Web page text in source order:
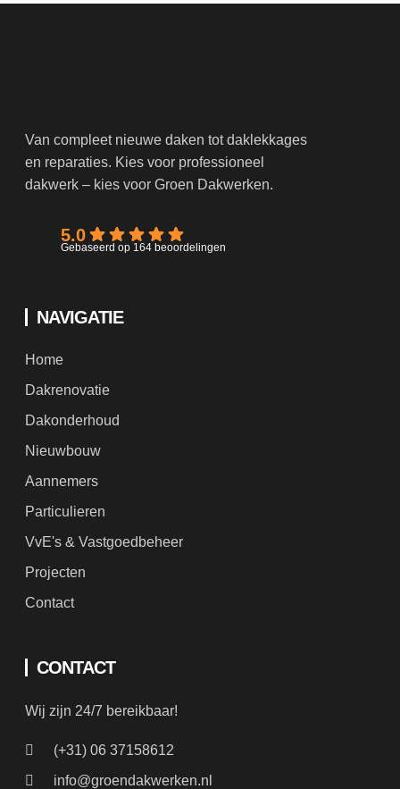
Van compleet nieuwe daken tot daklekkages
en reparaties. Kies voor professioneel
dakwerk – kies voor Groen Dakwerken.
5.0
Gebaseerd op 164 beoordelingen
NAVIGATIE
Home
Dakrenovatie
Dakonderhoud
Nieuwbouw
Aannemers
Particulieren
VvE's & Vastgoedbeheer
Projecten
Contact
CONTACT
Wij zijn 24/7 bereikbaar!
(+31) 06 37158612
info@groendakwerken.nl